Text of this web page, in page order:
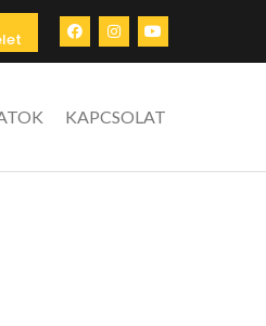
KAPCSOLAT